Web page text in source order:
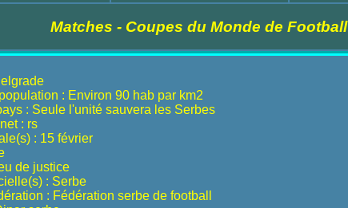
Matches - Coupes du Monde de Football
: Environ 90 hab par km2
: Seule l'unité sauvera les Serbes
: rs
: 15 février
de justice
: Serbe
: Fédération serbe de football